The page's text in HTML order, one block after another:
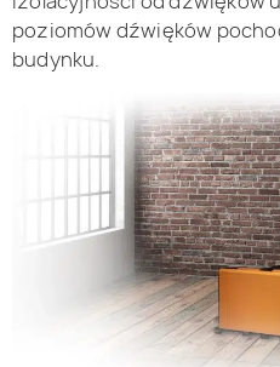
poziomów dźwięków
budynku.